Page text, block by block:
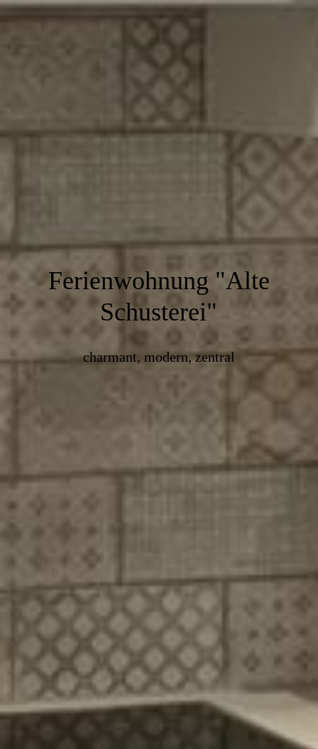
Ferienwohnung "Alte
Schusterei"
charmant, modern, zentral